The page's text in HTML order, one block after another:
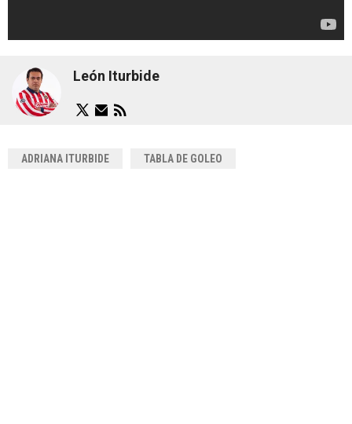
León Iturbide
ADRIANA ITURBIDE TABLA DE GOLEO